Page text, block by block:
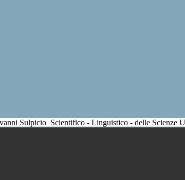
Sulpicio Scientifico - Linguistico - delle Scienze